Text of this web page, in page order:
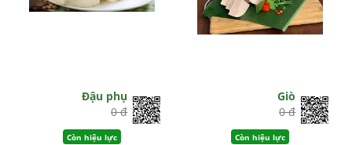
Đậu phụ
0 đ
Còn hiệu lực
Giò
0 đ
Còn hiệu lực